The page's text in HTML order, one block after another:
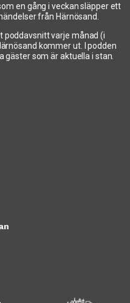
en gång i veckan släpper ett
från Härnösand.
poddavsnitt varje månad (i
kommer ut. I podden
som är aktuella i stan.